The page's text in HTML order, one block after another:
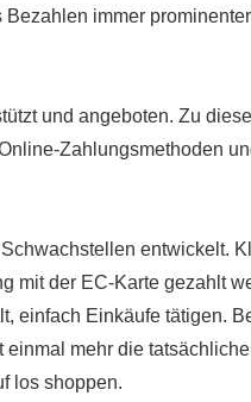
immer
und angeboten. Zu
Zahlungsmethoden
entwickelt.
mit der EC-Karte gezahlt
einfach Einkäufe tätigen.
mehr die
los shoppen.